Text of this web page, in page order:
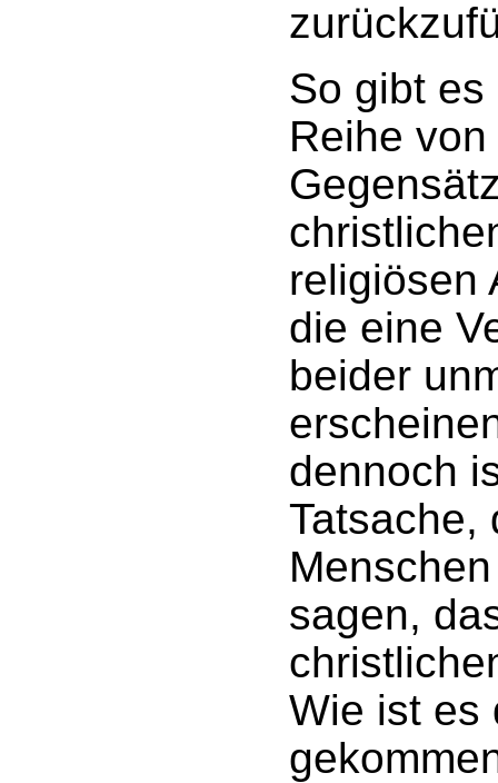
So gibt
Reihe
religiösen
die eine
beider
dennoch
Tatsache,
sagen,
Wie ist es